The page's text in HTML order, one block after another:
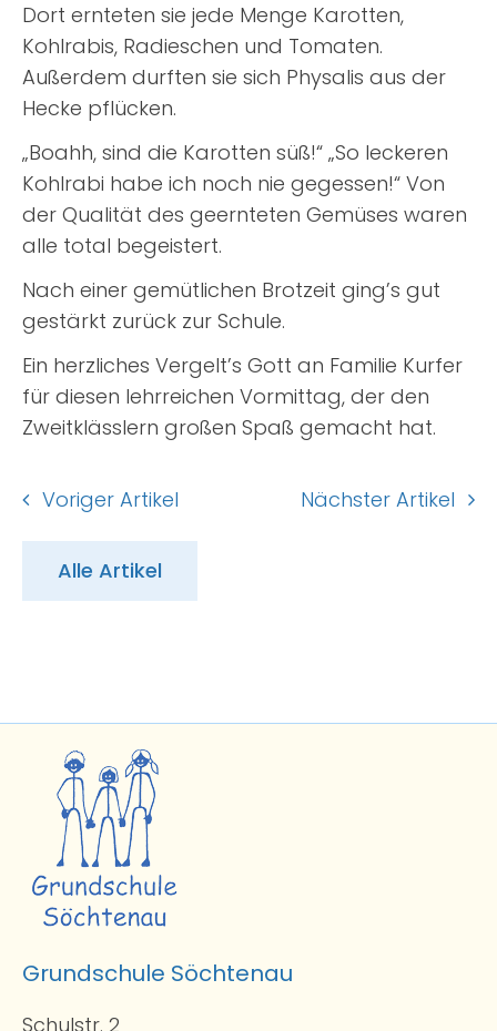
Dort ernteten sie jede Menge Karotten,
Kohlrabis, Radieschen und Tomaten.
Außerdem durften sie sich Physalis aus der
Hecke pflücken.
„Boahh, sind die Karotten süß!“ „So leckeren
Kohlrabi habe ich noch nie gegessen!“ Von
der Qualität des geernteten Gemüses waren
alle total begeistert.
Nach einer gemütlichen Brotzeit ging’s gut
gestärkt zurück zur Schule.
Ein herzliches Vergelt’s Gott an Familie Kurfer
für diesen lehrreichen Vormittag, der den
Zweitklässlern großen Spaß gemacht hat.
Voriger Artikel Nächster Artikel
Alle Artikel
Grundschule Söchtenau
Schulstr. 2